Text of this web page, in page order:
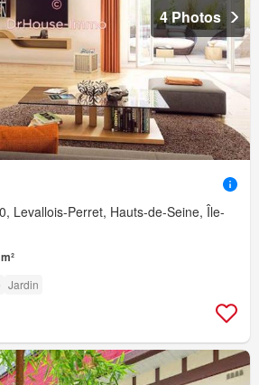
4 Photos
Levallois-Perret, Hauts-de-Seine, Île-
Jardin